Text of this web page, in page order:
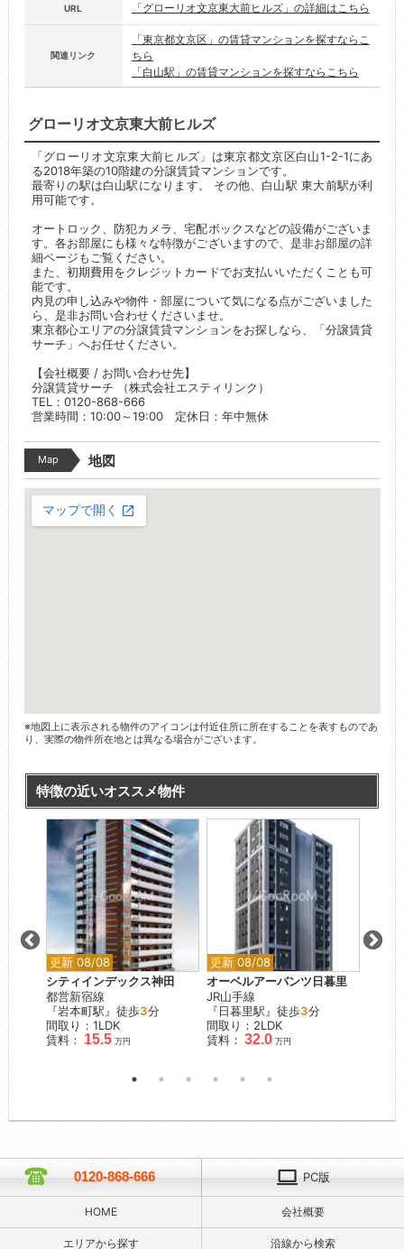
URL 「グローリオ文京東大前ヒルズ」の詳細はこちら
関連リンク
「東京都文京区」の賃貸マンションを探すならこ
ちら
「白山駅」の賃貸マンションを探すならこちら
グローリオ文京東大前ヒルズ
「グローリオ文京東大前ヒルズ」は東京都文京区白山1-2-1にあ
る2018年築の10階建の分譲賃貸マンションです。
最寄りの駅は白山駅になります。 その他、白山駅 東大前駅が利
用可能です。
オートロック、防犯カメラ、宅配ボックスなどの設備がございま
す。各お部屋にも様々な特徴がございますので、是非お部屋の詳
細ページもご覧ください。
また、初期費用をクレジットカードでお支払いいただくことも可
能です。
内見の申し込みや物件・部屋について気になる点がございました
ら、是非お問い合わせくださいませ。
東京都心エリアの分譲賃貸マンションをお探しなら、「分譲賃貸
サーチ」へお任せください。
【会社概要 / お問い合わせ先】
分譲賃貸サーチ （株式会社エスティリンク）
TEL：0120-868-666
営業時間：10:00～19:00 定休日：年中無休
Map 地図
※地図上に表示される物件のアイコンは付近住所に所在することを表すものであ
り、実際の物件所在地とは異なる場合がございます。
特徴の近いオススメ物件
更新 08/08
シティインデックス神田
都営新宿線
『岩本町駅』徒歩3分
間取り：1LDK
賃料： 15.5 万円
更新 08/08
オーベルアーバンツ日暮里
JR山手線
『日暮里駅』徒歩3分
間取り：2LDK
賃料： 32.0 万円
0120-868-666 PC版
HOME 会社概要
エリアから探す 沿線から検索